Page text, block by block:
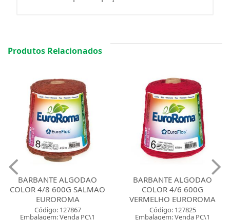
Produtos Relacionados
BARBANTE ALGODAO
COLOR 4/8 600G SALMAO
EUROROMA
Código: 127867
Embalagem: Venda PC\1
BARBANTE ALGODAO
COLOR 4/6 600G
VERMELHO EUROROMA
Código: 127825
Embalagem: Venda PC\1